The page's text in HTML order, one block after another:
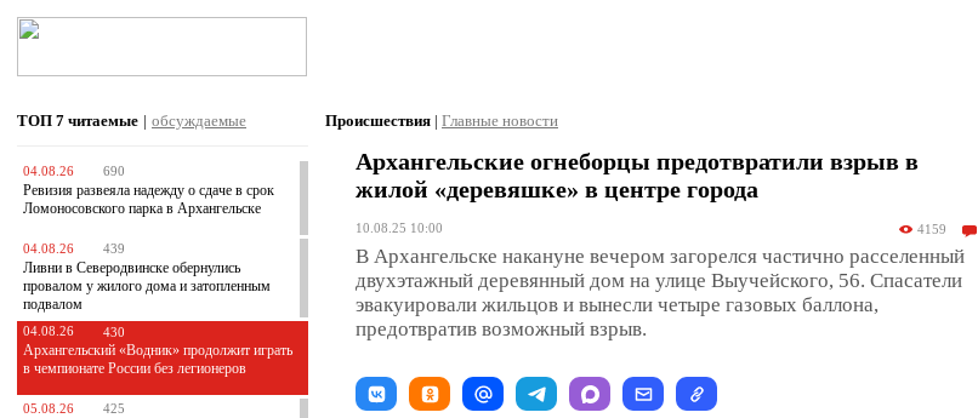
ТОП 7 читаемые | обсуждаемые
04.08.26 690
Ревизия развеяла надежду о сдаче в срок
Ломоносовского парка в Архангельске
04.08.26 439
Ливни в Северодвинске обернулись
провалом у жилого дома и затопленным
подвалом
04.08.26 430
Архангельский «Водник» продолжит играть
в чемпионате России без легионеров
05.08.26 425
Происшествия | Главные новости
Архангельские огнеборцы предотвратили взрыв в
жилой «деревяшке» в центре города
10.08.25 10:00 4159
В Архангельске накануне вечером загорелся частично расселенный
двухэтажный деревянный дом на улице Выучейского, 56. Спасатели
эвакуировали жильцов и вынесли четыре газовых баллона,
предотвратив возможный взрыв.